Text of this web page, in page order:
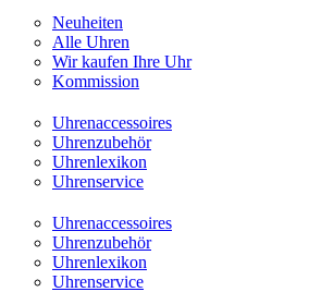
Neuheiten
Alle Uhren
Wir kaufen Ihre Uhr
Kommission
Uhrenaccessoires
Uhrenzubehör
Uhrenlexikon
Uhrenservice
Uhrenaccessoires
Uhrenzubehör
Uhrenlexikon
Uhrenservice